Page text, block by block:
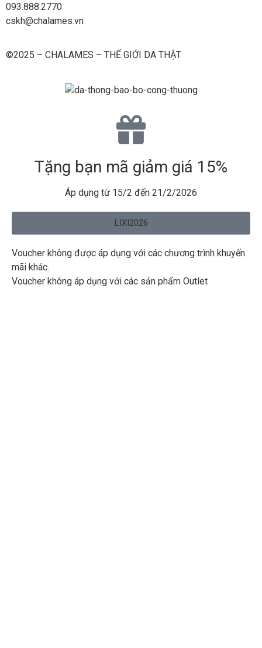
093.888.2770
cskh@chalames.vn
©2025 – CHALAMES – THẾ GIỚI DA THẬT
Tặng bạn mã giảm giá 15%
Áp dụng từ 15/2 đến 21/2/2026
LIXI2026
Voucher không được áp dụng với các chương trình khuyến
mãi khác.
Voucher không áp dụng với các sản phẩm Outlet